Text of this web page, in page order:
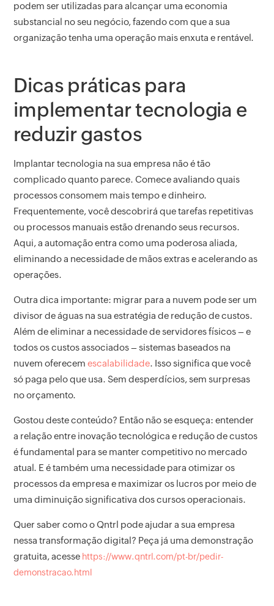
podem ser utilizadas para alcançar uma economia
substancial no seu negócio, fazendo com que a sua
organização tenha uma operação mais enxuta e rentável.
Dicas práticas para
implementar tecnologia e
reduzir gastos
Implantar tecnologia na sua empresa não é tão
complicado quanto parece. Comece avaliando quais
processos consomem mais tempo e dinheiro.
Frequentemente, você descobrirá que tarefas repetitivas
ou processos manuais estão drenando seus recursos.
Aqui, a automação entra como uma poderosa aliada,
eliminando a necessidade de mãos extras e acelerando as
operações.
Outra dica importante: migrar para a nuvem pode ser um
divisor de águas na sua estratégia de redução de custos.
Além de eliminar a necessidade de servidores físicos – e
todos os custos associados – sistemas baseados na
nuvem oferecemescalabilidade. Isso significa que você
só paga pelo que usa. Sem desperdícios, sem surpresas
no orçamento.
Gostou deste conteúdo? Então não se esqueça: entender
a relação entre inovação tecnológica e redução de custos
é fundamental para se manter competitivo no mercado
atual. E é também uma necessidade para otimizar os
processos da empresa e maximizar os lucros por meio de
uma diminuição significativa dos cursos operacionais.
Quer saber como o Qntrl pode ajudar a sua empresa
nessa transformação digital? Peça já uma demonstração
gratuita, acesse https://www.qntrl.com/pt-br/pedir-
demonstracao.html